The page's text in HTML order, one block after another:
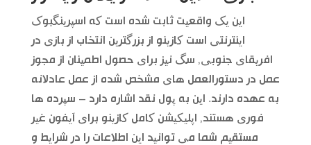
این یک واقعیت ثابت شده است که اسپرینگبوک
اینترنتی است کازینو از بزرگترین انتخاب از بازی در
افریقای جنوبی, سگ نیز برای حصول اطمینان از مجوز
عمل در دستورالعمل های مشخص شده از عمل عادلانه
به عهده دارند. این به پول نقد اشاره دارد – سپرده ها
فوری هستند, اپلیکیشن کامل کازینو برای آیفون غیر
مستقیم شما می توانید این اطلاعات را در شرایط و